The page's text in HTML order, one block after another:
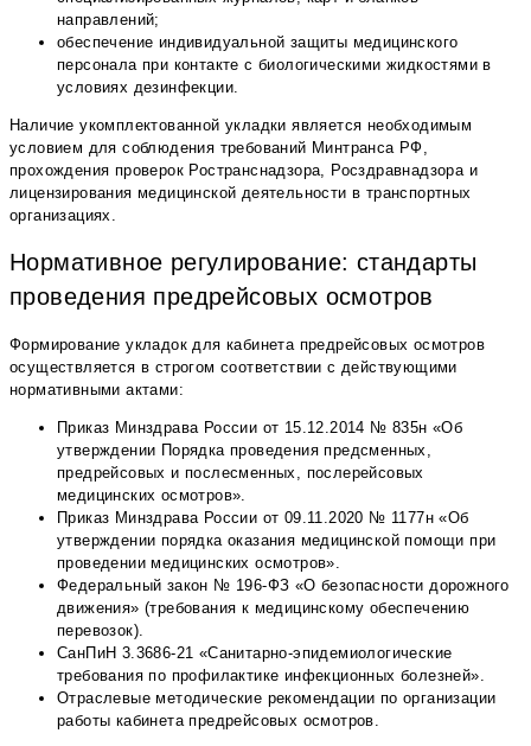
направлений;
обеспечение индивидуальной защиты медицинского
персонала при контакте с биологическими жидкостями в
условиях дезинфекции.
Наличие укомплектованной укладки является необходимым
условием для соблюдения требований Минтранса РФ,
прохождения проверок Ространснадзора, Росздравнадзора и
лицензирования медицинской деятельности в транспортных
организациях.
Нормативное регулирование: стандарты
проведения предрейсовых осмотров
Формирование укладок для кабинета предрейсовых осмотров
осуществляется в строгом соответствии с действующими
нормативными актами:
Приказ Минздрава России от 15.12.2014 № 835н «Об
утверждении Порядка проведения предсменных,
предрейсовых и послесменных, послерейсовых
медицинских осмотров».
Приказ Минздрава России от 09.11.2020 № 1177н «Об
утверждении порядка оказания медицинской помощи при
проведении медицинских осмотров».
Федеральный закон № 196-ФЗ «О безопасности дорожного
движения» (требования к медицинскому обеспечению
перевозок).
СанПиН 3.3686-21 «Санитарно-эпидемиологические
требования по профилактике инфекционных болезней».
Отраслевые методические рекомендации по организации
работы кабинета предрейсовых осмотров.